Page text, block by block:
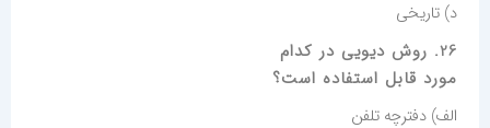
د) تاریخی
26. روش دیویی در کدام
مورد قابل استفاده است؟
الف) دفترچه تلفن